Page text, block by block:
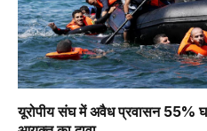
यूरोपीय संघ में अवैध प्रवासन 55%